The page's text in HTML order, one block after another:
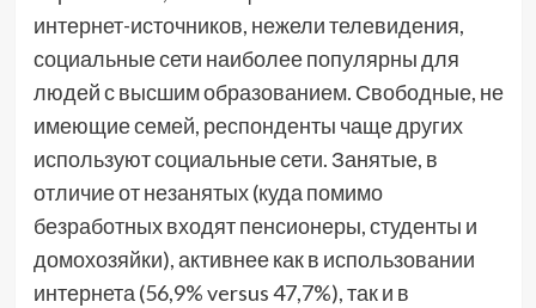
интернет-источников, нежели телевидения,
социальные сети наиболее популярны для
людей с высшим образованием. Свободные, не
имеющие семей, респонденты чаще других
используют социальные сети. Занятые, в
отличие от незанятых (куда помимо
безработных входят пенсионеры, студенты и
домохозяйки), активнее как в использовании
интернета (56,9% versus 47,7%), так и в